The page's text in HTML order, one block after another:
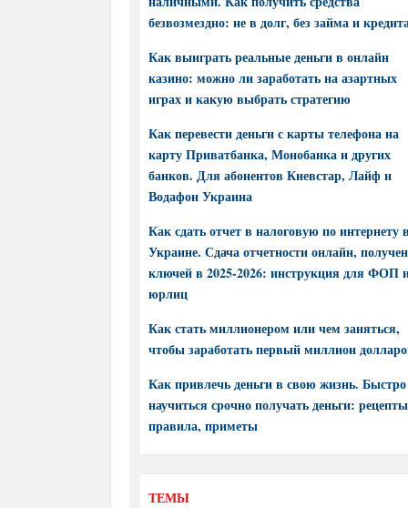
безвозмездно: не в долг, без займа и
Как выиграть реальные деньги в онлайн
казино: можно ли заработать на азартных
играх и какую выбрать стратегию
Как перевести деньги с карты телефона на
карту Приватбанка, Монобанка и других
банков. Для абонентов Киевстар, Лайф и
Водафон Украина
Как сдать отчет в налоговую по интернету в
Украине. Сдача отчетности онлайн,
ключей в 2025-2026: инструкция для ФОП
юрлиц
Как стать миллионером или чем заняться,
чтобы заработать первый миллион
Как привлечь деньги в свою жизнь. Быстро
научиться срочно получать деньги:
правила, приметы
ТЕМЫ